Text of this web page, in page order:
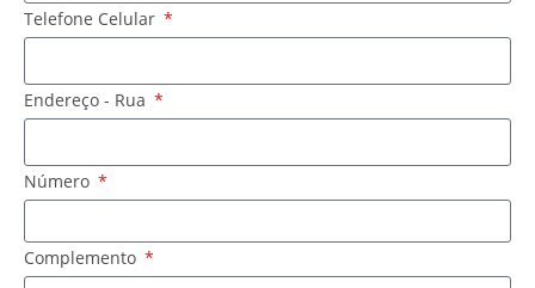
Telefone Celular
Endereço - Rua
Número
Complemento